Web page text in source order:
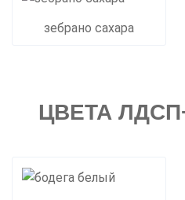
зебрано сахара
ЦВЕТА